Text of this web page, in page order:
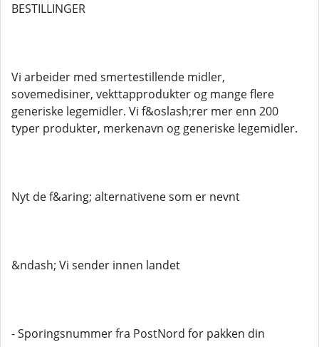
BESTILLINGER
Vi arbeider med smertestillende midler,
sovemedisiner, vekttapprodukter og mange flere
generiske legemidler. Vi f&oslash;rer mer enn 200
typer produkter, merkenavn og generiske legemidler.
Nyt de f&aring; alternativene som er nevnt
&ndash; Vi sender innen landet
- Sporingsnummer fra PostNord for pakken din